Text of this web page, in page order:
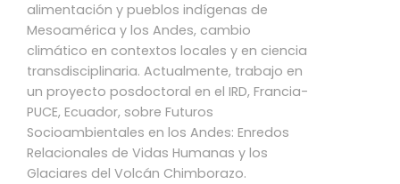
alimentación y pueblos indígenas de
Mesoamérica y los Andes, cambio
climático en contextos locales y en ciencia
transdisciplinaria. Actualmente, trabajo en
un proyecto posdoctoral en el IRD, Francia-
PUCE, Ecuador, sobre Futuros
Socioambientales en los Andes: Enredos
Relacionales de Vidas Humanas y los
Glaciares del Volcán Chimborazo.